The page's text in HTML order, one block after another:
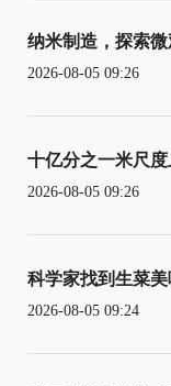
纳米制造，探索
2026-08-05 09:26
十亿分之一米尺
2026-08-05 09:26
科学家找到生菜
2026-08-05 09:24